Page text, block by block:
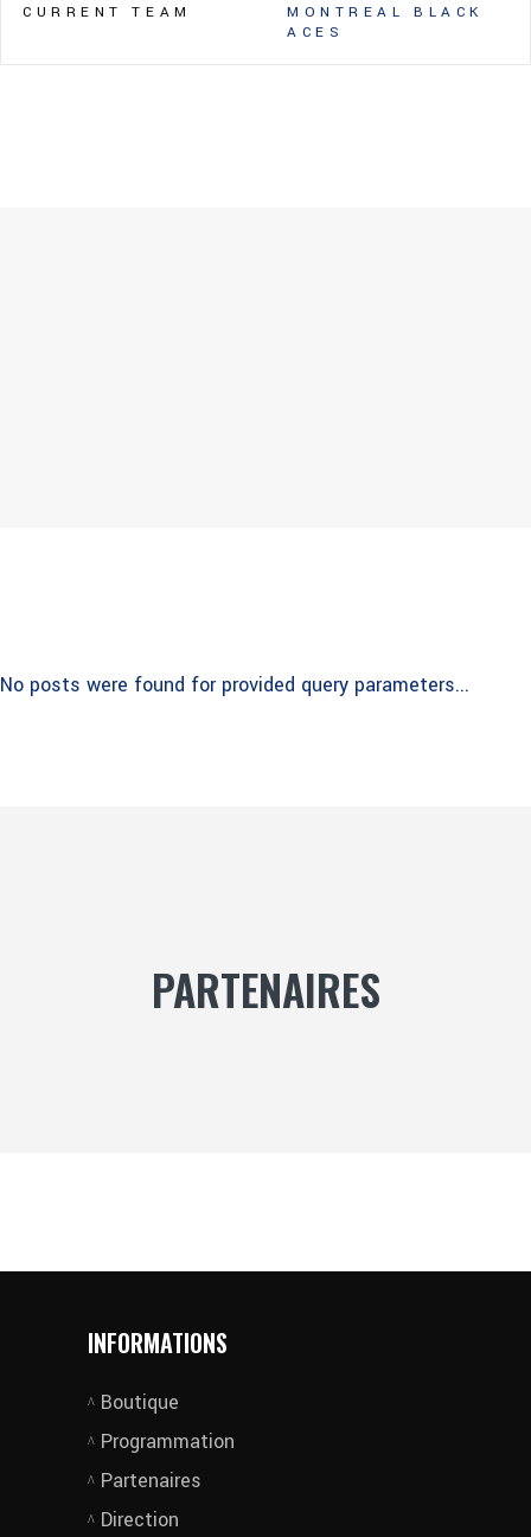
CURRENT TEAM
MONTREAL BLACK
ACES
No posts were found for provided query parameters...
PARTENAIRES
INFORMATIONS
Boutique
Programmation
Partenaires
Direction